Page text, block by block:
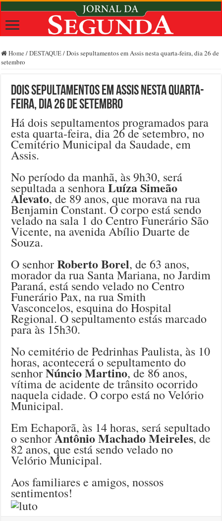
Home /DESTAQUE/Dois sepultamentos em Assis nesta quarta-feira, dia 26 de
setembro
Dois sepultamentos em Assis nesta quarta-
feira, dia 26 de setembro
Há dois sepultamentos programados para
esta quarta-feira, dia 26 de setembro, no
Cemitério Municipal da Saudade, em
Assis.
No período da manhã, às 9h30, será
sepultada a senhoraLuíza Simeão
Alevato, de 89 anos, que morava na rua
Benjamin Constant. O corpo está sendo
velado na sala 1 do Centro Funerário São
Vicente, na avenida Abílio Duarte de
Souza.
O senhorRoberto Borel, de 63 anos,
morador da rua Santa Mariana, no Jardim
Paraná, está sendo velado no Centro
Funerário Pax, na rua Smith
Vasconcelos, esquina do Hospital
Regional. O sepultamento estás marcado
para às 15h30.
No cemitério de Pedrinhas Paulista, às 10
horas, acontecerá o sepultamento do
senhorNúncio Martino, de 86 anos,
vítima de acidente de trânsito ocorrido
naquela cidade. O corpo está no Velório
Municipal.
Em Echaporã, às 14 horas, será sepultado
o senhorAntônio Machado Meireles, de
82 anos, que está sendo velado no
Velório Municipal.
Aos familiares e amigos, nossos
sentimentos!